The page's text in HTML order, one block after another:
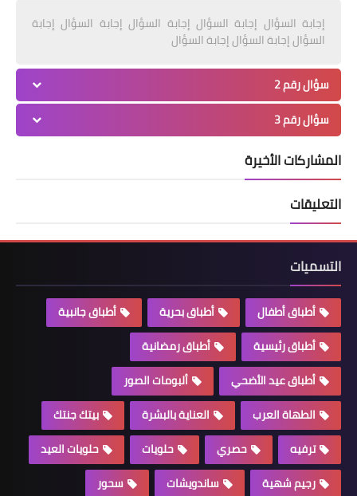
إجابة السؤال إجابة السؤال إجابة السؤال إجابة السؤال إجابة
السؤال إجابة السؤال إجابة السؤال
سؤال رقم 2
سؤال رقم 3
المشاركات الأخيرة
التعليقات
التسميات
أطباق أطفال أطباق بحرية
أطباق جانبية
أطباق رئيسية
أطباق رمضانية
أطباق عيد الأضحي
ألبومات الصور
الطهاة العرب
العناية بالبشرة
بيتك جنتك
ترفيه
حصري حلويات
حلويات العيد
رجيم شهية
ساندويشات سحور